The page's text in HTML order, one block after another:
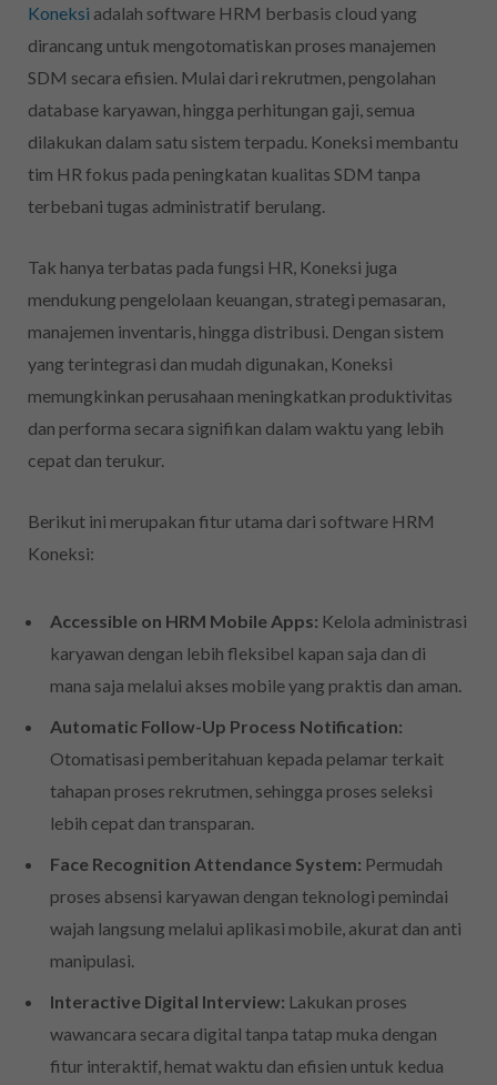
Koneksi adalah software HRM berbasis cloud yang
dirancang untuk mengotomatiskan proses manajemen
SDM secara efisien. Mulai dari rekrutmen, pengolahan
database karyawan, hingga perhitungan gaji, semua
dilakukan dalam satu sistem terpadu. Koneksi membantu
tim HR fokus pada peningkatan kualitas SDM tanpa
terbebani tugas administratif berulang.
Tak hanya terbatas pada fungsi HR, Koneksi juga
mendukung pengelolaan keuangan, strategi pemasaran,
manajemen inventaris, hingga distribusi. Dengan sistem
yang terintegrasi dan mudah digunakan, Koneksi
memungkinkan perusahaan meningkatkan produktivitas
dan performa secara signifikan dalam waktu yang lebih
cepat dan terukur.
Berikut ini merupakan fitur utama dari software HRM
Koneksi:
Accessible on HRM Mobile Apps: Kelola administrasi
karyawan dengan lebih fleksibel kapan saja dan di
mana saja melalui akses mobile yang praktis dan aman.
Automatic Follow-Up Process Notification:
Otomatisasi pemberitahuan kepada pelamar terkait
tahapan proses rekrutmen, sehingga proses seleksi
lebih cepat dan transparan.
Face Recognition Attendance System: Permudah
proses absensi karyawan dengan teknologi pemindai
wajah langsung melalui aplikasi mobile, akurat dan anti
manipulasi.
Interactive Digital Interview: Lakukan proses
wawancara secara digital tanpa tatap muka dengan
fitur interaktif, hemat waktu dan efisien untuk kedua